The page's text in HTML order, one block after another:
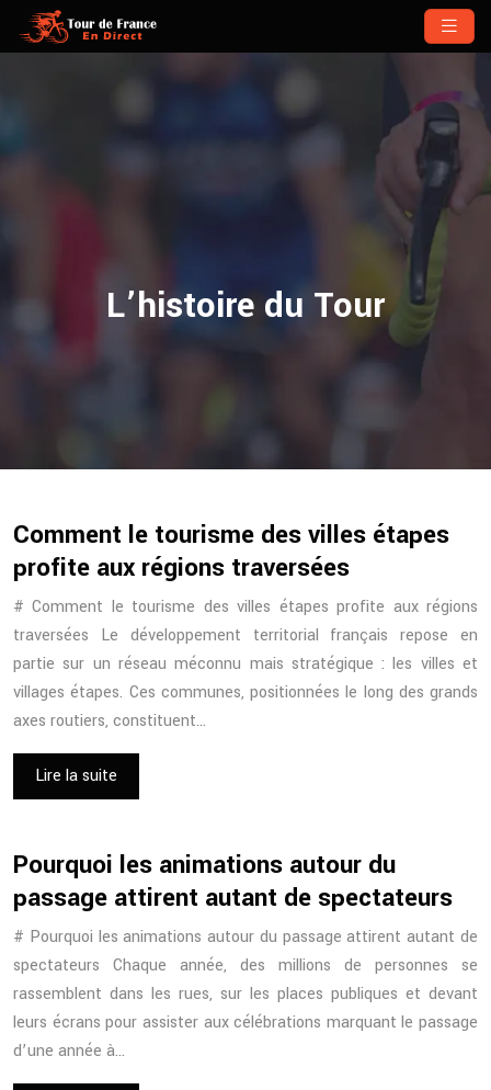
L’histoire du Tour
Comment le tourisme des villes étapes
profite aux régions traversées
# Comment le tourisme des villes étapes profite aux régions
traversées Le développement territorial français repose en
partie sur un réseau méconnu mais stratégique : les villes et
villages étapes. Ces communes, positionnées le long des grands
axes routiers, constituent…
Lire la suite
Pourquoi les animations autour du
passage attirent autant de spectateurs
# Pourquoi les animations autour du passage attirent autant de
spectateurs Chaque année, des millions de personnes se
rassemblent dans les rues, sur les places publiques et devant
leurs écrans pour assister aux célébrations marquant le passage
d’une année à…